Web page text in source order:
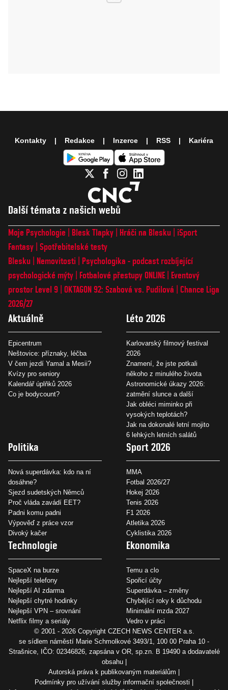
Další témata z našich webů
Moje Psychologie Blesk Tlapky Hráči na Blesku
iSport
Fantasy Spotřebitelské testy
Blesku
Nemovitosti
Psychologika - podcast rozbíjející
psychologické mýty
Fotbalové přestupy ONLINE
Eventový
prostor Level 9 OKTAGON 92: Szabová vs. Pudilová
Chance Liga
2026/27
Aktuálně
Epicentrum
Neštovice: příznaky, léčba
V čem jezdí Yamal a Mesii?
Kvízy pro seniory
Kalendář úplňků 2026
Co je bodycount?
Léto 2026
Karlovarský filmový festival
2026
Znamení, že jste potkali
někoho z minulého života
Astronomické úkazy 2026:
zatmění slunce a další
Jak obléci miminko při
vysokých teplotách?
Jak na dokonalé letní mojito
6 lehkých letních salátů
Politika
Nová superdávka: kdo na ní
dosáhne?
Sjezd sudetských Němců
Proč vláda zavádí EET?
Padni komu padni
Výpověď z práce vzor
Divoký kačer
Sport 2026
MMA
Fotbal 2026/27
Hokej 2026
Tenis 2026
F1 2026
Atletika 2026
Cyklistika 2026
Technologie
SpaceX na burze
Nejlepší telefony
Nejlepší AI zdarma
Nejlepší chytré hodinky
Nejlepší VPN – srovnání
Netflix filmy a seriály
Ekonomika
Temu a clo
Spořicí účty
Superdávka – změny
Chybějící roky k důchodu
Minimální mzda 2027
Vedro v práci
Kontakty Redakce Inzerce RSS Kariéra
© 2001 - 2026 Copyright CZECH NEWS CENTER a.s.
se sídlem náměstí Marie Schmolkové 3493/1, 100 00 Praha 10 -
Strašnice, IČO: 02346826, zapsána v OR, sp.zn. B 19490 a dodavatelé
obsahu
Autorská práva k publikovaným materiálům
Podmínky pro užívání služby informační společnosti